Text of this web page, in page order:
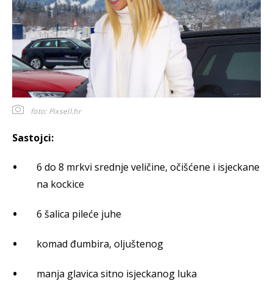
foto: Pixsell.hr
Sastojci:
6 do 8 mrkvi srednje veličine, očišćene i isjeckane
na kockice
6 šalica pileće juhe
komad đumbira, oljuštenog
manja glavica sitno isjeckanog luka